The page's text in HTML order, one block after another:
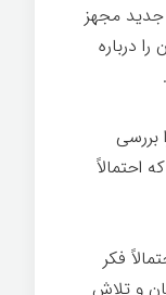
جدید مجهز
درباره
بررسی
احتمالاً
فکر
و تلاش